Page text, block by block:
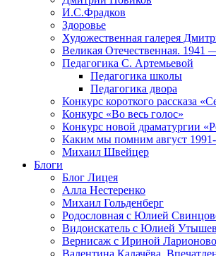
И.С.Фрадков
Здоровье
Художественная галерея
Великая Отечественная. 1941
Педагогика С. Артемьевой
Педагогика школы
Педагогика двора
Конкурс короткого рассказа
Конкурс «Во весь голос»
Конкурс новой драматургии
Каким мы помним август
Михаил Швейцер
Блоги
Блог Лицея
Алла Нестеренко
Михаил Гольденберг
Родословная с Юлией
Видоискатель с Юлией
Вернисаж с Ириной